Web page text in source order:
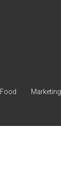
Food Marketing